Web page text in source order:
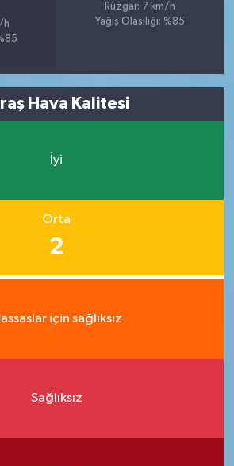
h
Rüzgar: 7 km/h
Yağış Olasılığı: %85
Hava Kalitesi
İyi
Orta
2
için sağlıksız
Sağlıksız